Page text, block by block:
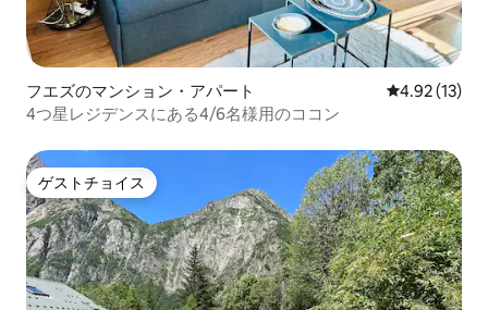
フエズのマンション・アパート レビュー13
4.92 (13)
4つ星レジデンスにある4/6名様用のココン
ゲストチョイス
ゲストチョイス